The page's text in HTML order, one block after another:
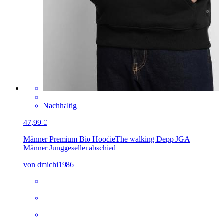
Nachhaltig
47,99 €
Männer Premium Bio HoodieThe walking Depp JGA
Männer Junggesellenabschied
von dmichi1986